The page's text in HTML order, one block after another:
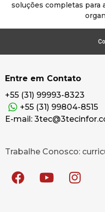
soluções completas para
Entre em Contato
+55 (31) 99993-8323
+55 (31) 99804-8515
E-mail:
Trabalhe Conosco: